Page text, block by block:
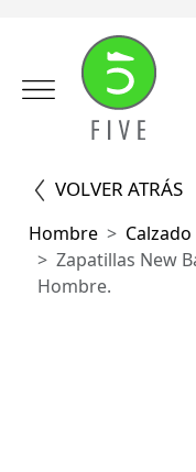
VOLVER ATRÁS
Hombre Calzado
Zapatillas New
Hombre.